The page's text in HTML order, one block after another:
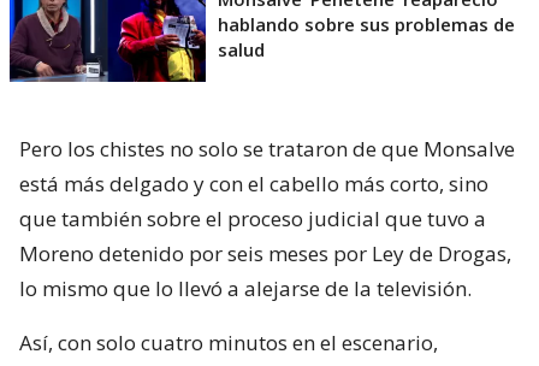
hablando sobre sus problemas de
salud
Pero los chistes no solo se trataron de que Monsalve
está más delgado y con el cabello más corto, sino
que también sobre el proceso judicial que tuvo a
Moreno detenido por seis meses por Ley de Drogas,
lo mismo que lo llevó a alejarse de la televisión.
Así, con solo cuatro minutos en el escenario,